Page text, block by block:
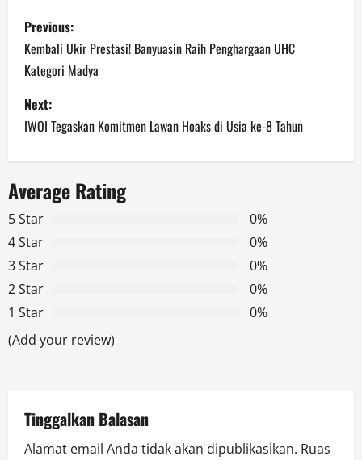
P
o
s
t
n
a
v
i
g
a
o
Previous:
Kembali Ukir Prestasi! Banyuasin Raih Penghargaan UHC
Kategori Madya
Next:
IWOI Tegaskan Komitmen Lawan Hoaks di Usia ke-8 Tahun
Average Rating
5 Star
0%
4 Star
0%
3 Star
0%
2 Star
0%
1 Star
0%
(Add your review)
Tinggalkan Balasan
Alamat email Anda tidak akan dipublikasikan. Ruas